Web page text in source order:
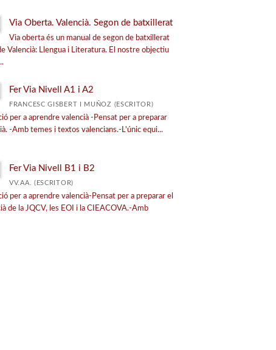
Via Oberta. Valencià. Segon de batxillerat
Via oberta és un manual de segon de batxillerat
Valencià: Llengua i Literatura. El nostre objectiu
Fer Via Nivell A1 i A2
FRANCESC GISBERT I MUÑOZ (ESCRITOR)
per a aprendre valencià -Pensat per a preparar
-Amb temes i textos valencians.-L'únic equi...
Fer Via Nivell B1 i B2
VV.AA. (ESCRITOR)
per a aprendre valencià-Pensat per a preparar el
de la JQCV, les EOI i la CIEACOVA.-Amb